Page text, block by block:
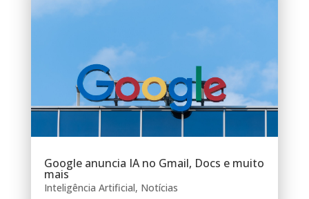
Google anuncia IA no Gmail, Docs e muito
mais
Inteligência Artificial, Notícias